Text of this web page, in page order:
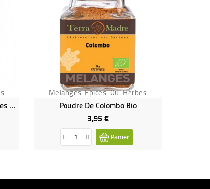
Mon Mélange... Quiches Et Tartes Bio
Melanges-Epices-Ou-Herbes
Poudre De Colombo Bio
3,95 €Prix
Panier